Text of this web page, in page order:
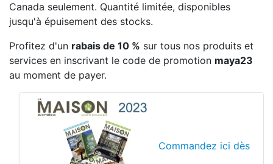
Canada seulement. Quantité limitée, disponibles
jusqu'à épuisement des stocks.
Profitez d'un rabais de 10 % sur tous nos produits et
services en inscrivant le code de promotion maya23
au moment de payer.
Commandez ici dès